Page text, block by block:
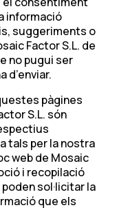
informació
suggeriments o
Factor S.L. de
no pugui ser
d’enviar.
pàgines
S.L. són
tals per la nostra
web de Mosaic
i recopilació
sol·licitar la
que els